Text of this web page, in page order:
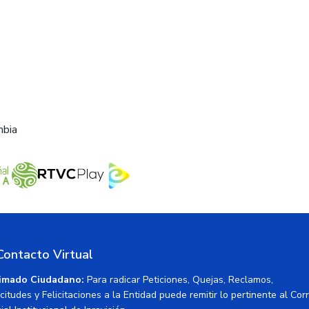
Virtual
Ciudadano: Para radicar Peticiones, Quejas, Reclamos,
y Felicitaciones a la Entidad puede remitir lo pertinente al